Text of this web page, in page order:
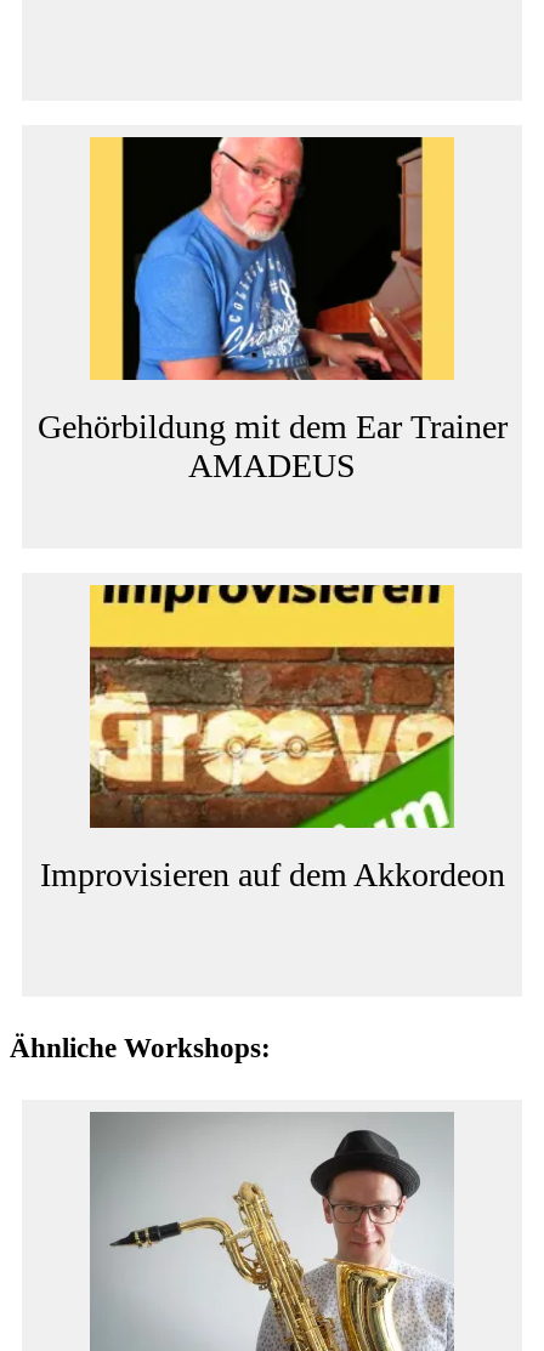
Gehörbildung mit dem Ear Trainer
AMADEUS
Improvisieren auf dem Akkordeon
Ähnliche Workshops: